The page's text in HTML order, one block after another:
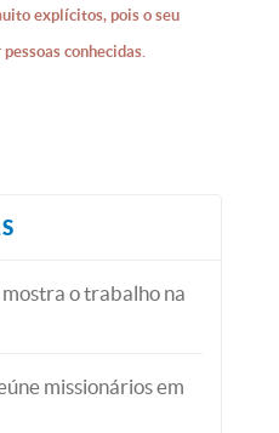
explícitos, pois o seu
conhecidas.
o trabalho na
missionários em